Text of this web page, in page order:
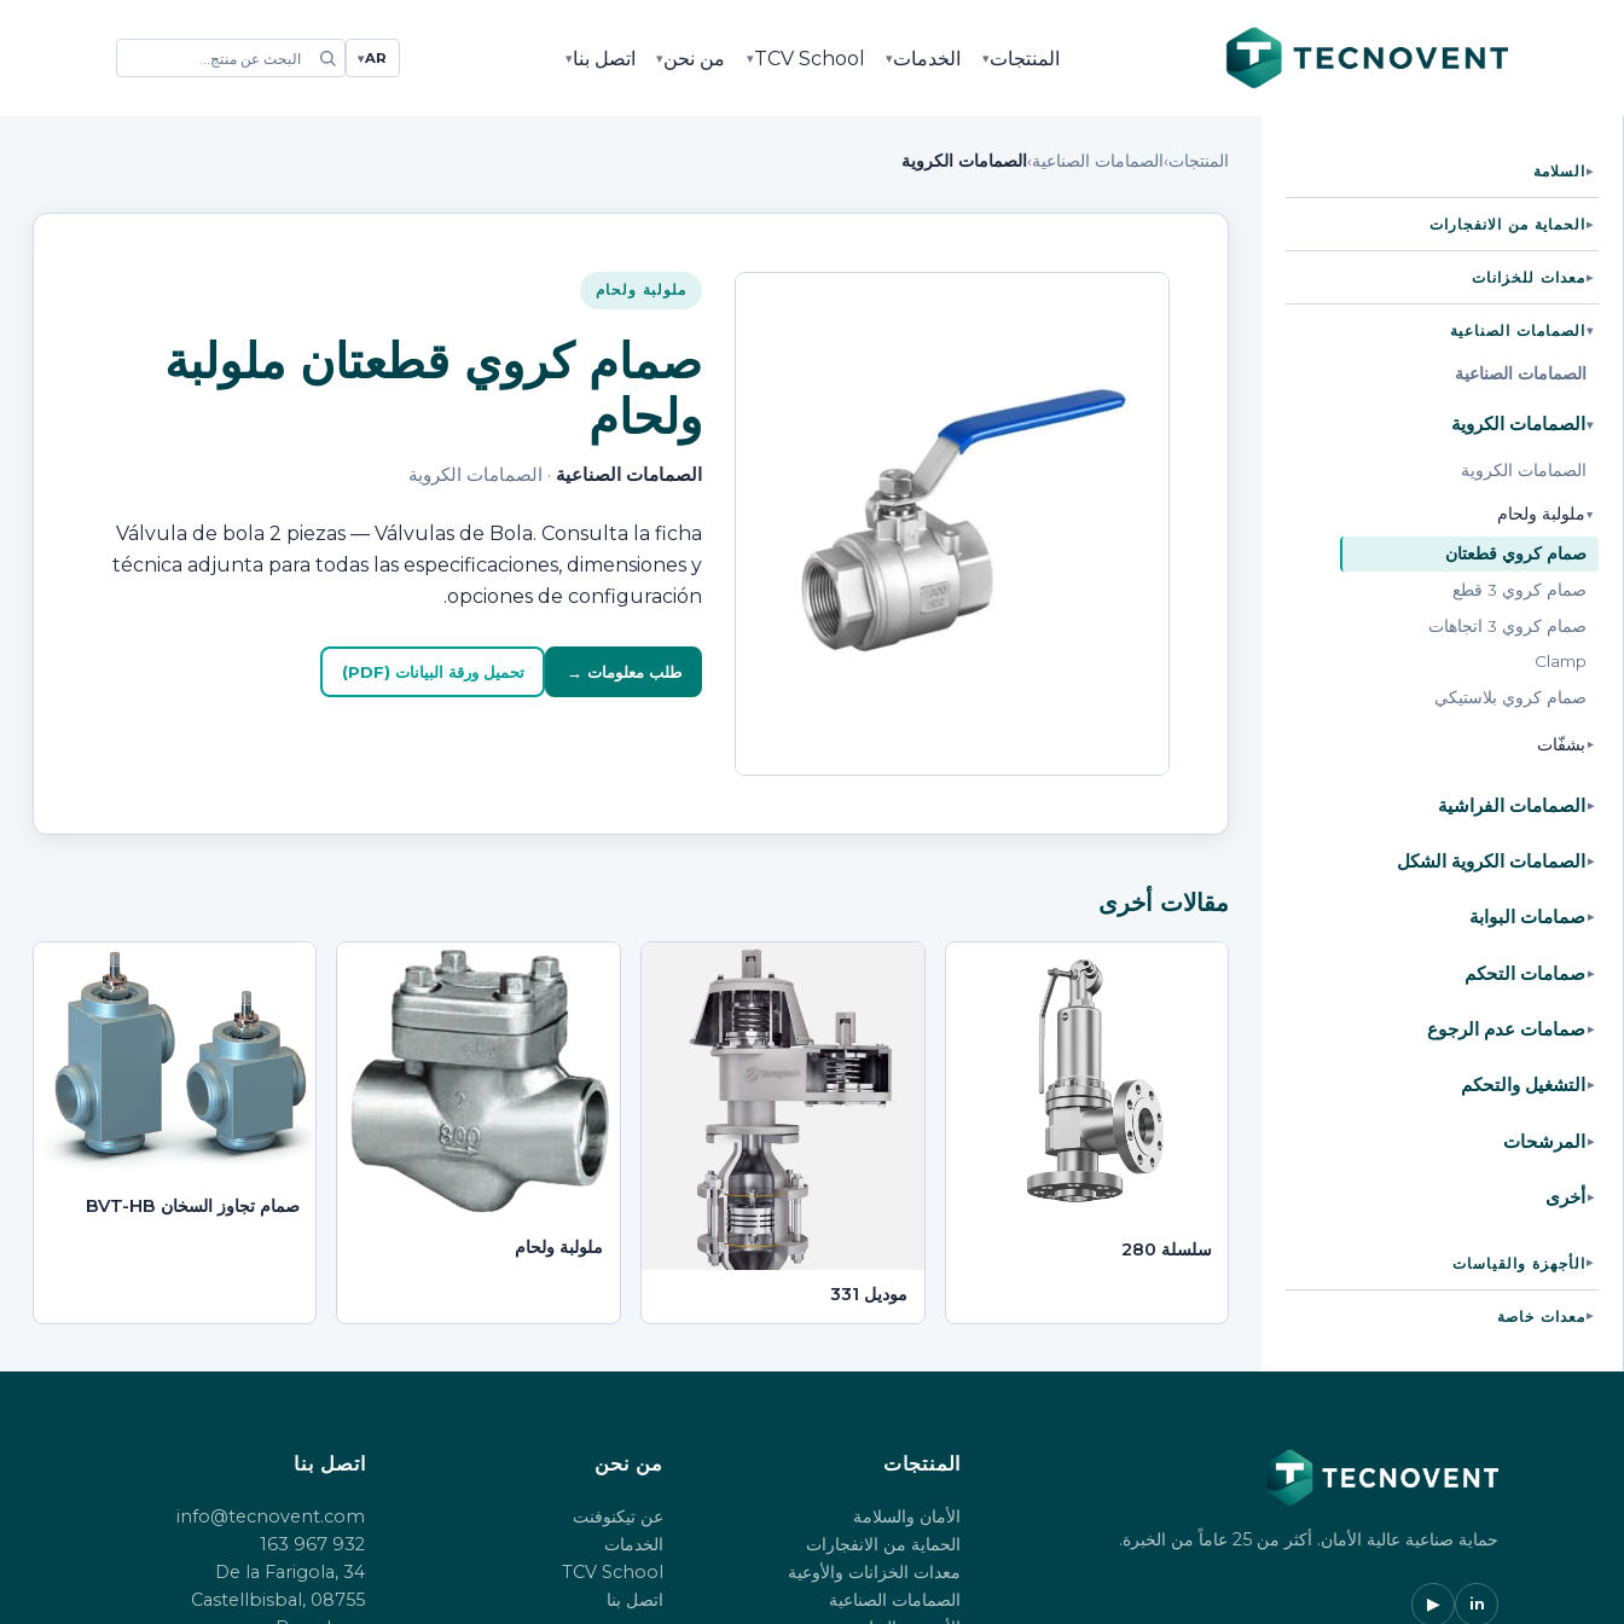
المنتجات▾ الخدمات▾
TCV School
▾ من نحن▾ اتصل بنا▾
AR
▾
▸السلامة
▸الحماية من الانفجارات
▸معدات للخزانات
▸ الصمامات الصناعية
الصمامات الصناعية
▸ الصمامات الكروية
الصمامات الكروية
▸ملولبة ولحام
صمام كروي قطعتان
صمام كروي 3 قطع
صمام كروي 3 اتجاهات
Clamp
صمام كروي بلاستيكي
▸ بشفّات
▸الصمامات الفراشية
▸الصمامات الكروية الشكل
▸صمامات البوابة
▸صمامات التحكم
▸صمامات عدم الرجوع
▸ التشغيل والتحكم
▸المرشحات
▸ أخرى
▸الأجهزة والقياسات
▸معدات خاصة
المنتجات›الصمامات الصناعية› الصمامات الكروية
ملولبة ولحام
صمام كروي قطعتان ملولبة
ولحام
الصمامات الصناعية · الصمامات الكروية
Válvula de bola 2 piezas — Válvulas de Bola. Consulta la ficha
técnica adjunta para todas las especificaciones, dimensiones y
opciones de configuración.
طلب معلومات → تحميل ورقة البيانات (PDF)
مقالات أخرى
سلسلة 280
موديل 331
ملولبة ولحام
صمام تجاوز السخان BVT-HB
حماية صناعية عالية الأمان. أكثر من 25 عاماً من الخبرة.
in
▶
المنتجات
الأمان والسلامة
الحماية من الانفجارات
معدات الخزانات والأوعية
الصمامات الصناعية
من نحن
عن تيكنوفنت
الخدمات
TCV School
اتصل بنا
اتصل بنا
info@tecnovent.com
932 967 163
De la Farigola, 34
08755 Castellbisbal,